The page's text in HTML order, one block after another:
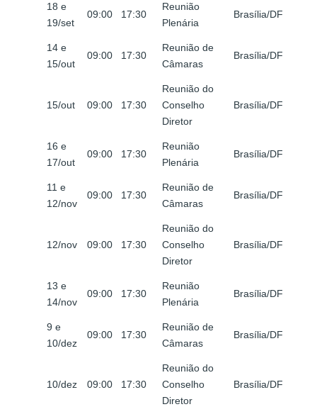
18 e
19/set
09:00 17:30
Reunião
Plenária
Brasília/DF
14 e
15/out
09:00 17:30
Reunião de
Câmaras
Brasília/DF
15/out 09:00 17:30
Reunião do
Conselho
Diretor
Brasília/DF
16 e
17/out
09:00 17:30
Reunião
Plenária
Brasília/DF
11 e
12/nov
09:00 17:30
Reunião de
Câmaras
Brasília/DF
12/nov 09:00 17:30
Reunião do
Conselho
Diretor
Brasília/DF
13 e
14/nov
09:00 17:30
Reunião
Plenária
Brasília/DF
9 e
10/dez
09:00 17:30
Reunião de
Câmaras
Brasília/DF
10/dez 09:00 17:30
Reunião do
Conselho
Diretor
Brasília/DF